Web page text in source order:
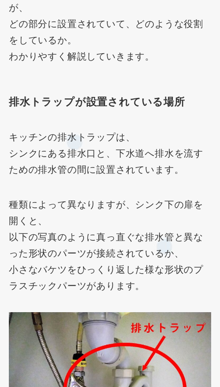
が、
どの部分に設置されていて、どのような役割
をしているか。
わかりやすく解説していきます。
排水トラップが設置されている場所
キッチンの排水トラップは、
シンクにある排水口と、下水道へ排水を流す
ための排水管の間に設置されています。
種類によって異なりますが、シンク下の扉を
開くと、
以下の写真のように真っ直ぐな排水管と異な
った形状のパーツが接続されているか、
小さなバケツをひっくり返した様な形状のプ
ラスチックパーツがあります。